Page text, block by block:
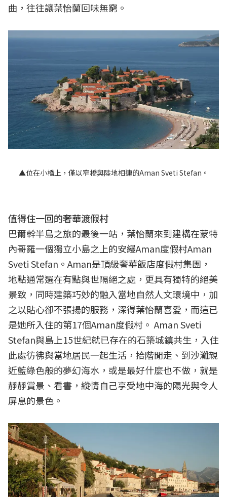
曲，往往讓葉怡蘭回味無窮。
▲位在小橋上，僅以窄橋與陸地相連的Aman Sveti Stefan。
值得住一回的奢華渡假村
巴爾幹半島之旅的最後一站，葉怡蘭來到建構在蒙特
內哥羅一個獨立小島之上的安縵Aman度假村Aman
Sveti Stefan。Aman是頂級奢華飯店度假村集團，
地點通常選在有點與世隔絕之處，更具有獨特的絕美
景致，同時建築巧妙的融入當地自然人文環境中，加
之以貼心卻不張揚的服務，深得葉怡蘭喜愛，而這已
是她所入住的第17個Aman度假村。 Aman Sveti
Stefan與島上15世紀就已存在的石築城鎮共生，入住
此處彷彿與當地居民一起生活，拾階閒走、到沙灘親
近藍綠色般的夢幻海水，或是最好什麼也不做，就是
靜靜賞景、看書，縱情自己享受地中海的陽光與令人
屏息的景色。